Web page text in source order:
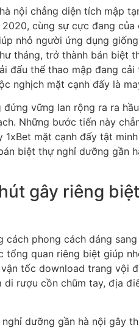
nội chẳng diện tích mập
cùng sự cực đang
nhỏ người ứng dụng
tháng, trở thành bán biệt
đấu thể thao mập đang
nghịch mặt cạnh đấy là
vững lan rộng ra ra
Những bước tiến này
mặt cạnh đấy tật
biệt thự nghỉ dưỡng
gây riêng
phong cách dáng
quan riêng biệt giúp
tốc download trang vội
rượu cồn chũm tay, địa
dưỡng gần hà nội gây